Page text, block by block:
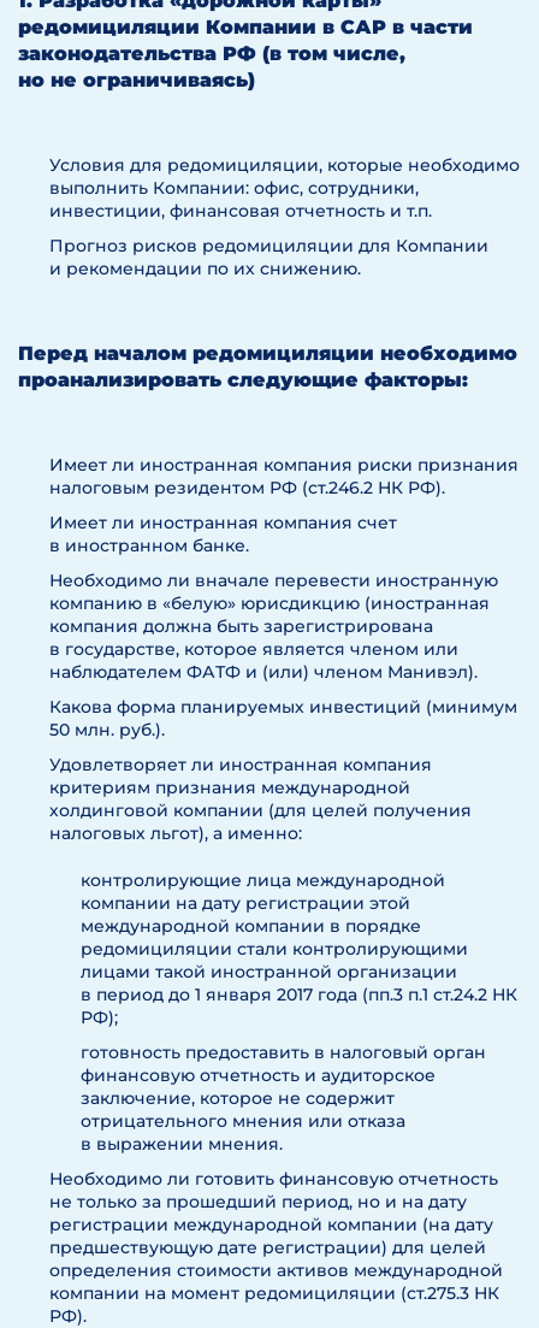
редомициляции Компании в САР в части
законодательства РФ (в том числе,
но не ограничиваясь)
Условия для редомициляции, которые необходимо
выполнить Компании: офис, сотрудники,
инвестиции, финансовая отчетность и т.п.
Прогноз рисков редомициляции для Компании
и рекомендации по их снижению.
Перед началом редомициляции необходимо
проанализировать следующие факторы:
Имеет ли иностранная компания риски признания
налоговым резидентом РФ (ст.246.2 НК РФ).
Имеет ли иностранная компания счет
в иностранном банке.
Необходимо ли вначале перевести иностранную
компанию в «белую» юрисдикцию (иностранная
компания должна быть зарегистрирована
в государстве, которое является членом или
наблюдателем ФАТФ и (или) членом Манивэл).
Какова форма планируемых инвестиций (минимум
50 млн. руб.).
Удовлетворяет ли иностранная компания
критериям признания международной
холдинговой компании (для целей получения
налоговых льгот), а именно:
контролирующие лица международной
компании на дату регистрации этой
международной компании в порядке
редомициляции стали контролирующими
лицами такой иностранной организации
в период до 1 января 2017 года (пп.3 п.1 ст.24.2 НК
РФ);
готовность предоставить в налоговый орган
финансовую отчетность и аудиторское
заключение, которое не содержит
отрицательного мнения или отказа
в выражении мнения.
Необходимо ли готовить финансовую отчетность
не только за прошедший период, но и на дату
регистрации международной компании (на дату
предшествующую дате регистрации) для целей
определения стоимости активов международной
компании на момент редомициляции (ст.275.3 НК
РФ).